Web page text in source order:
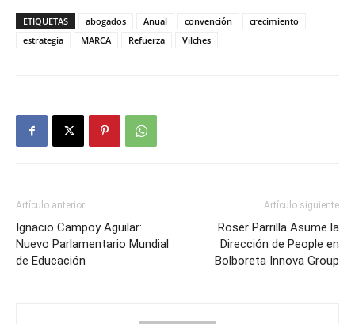
ETIQUETAS abogados Anual convención
crecimiento
estrategia
MARCA Refuerza Vilches
Artículo anterior
Ignacio Campoy Aguilar:
Nuevo Parlamentario Mundial
de Educación
Artículo siguiente
Roser Parrilla Asume la
Dirección de People en
Bolboreta Innova Group